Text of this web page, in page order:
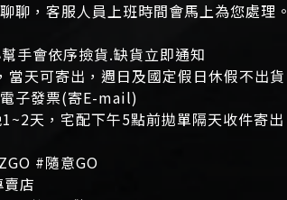
聊，客服人員上班時間會馬上為您處理。
手會依序撿貨.缺貨立即通知
天可寄出，週日及國定假日休假不出貨
子發票(寄E-mail)
天，宅配下午5點前拋單隔天收件寄出
#隨意GO
店